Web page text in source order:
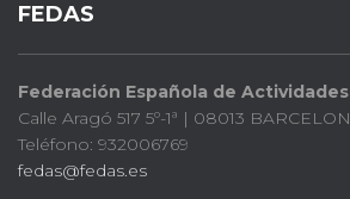
FEDAS
Federación Española de
Calle Aragó 517 5º-1ª | 08013
Teléfono: 932006769
fedas@fedas.es